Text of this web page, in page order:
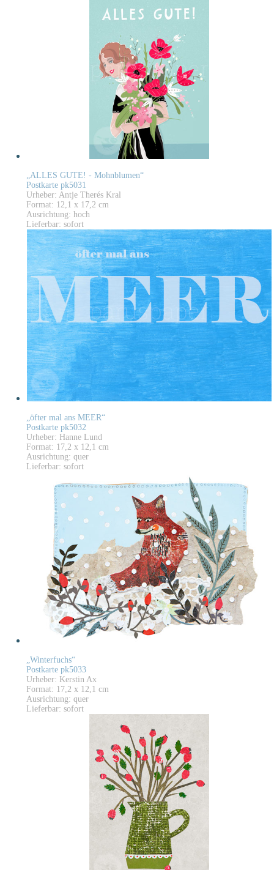
„ALLES GUTE! - Mohnblumen“
Postkarte pk5031
Urheber: Antje Therés Kral
Format: 12,1 x 17,2 cm
Ausrichtung: hoch
Lieferbar: sofort
„öfter mal ans MEER“
Postkarte pk5032
Urheber: Hanne Lund
Format: 17,2 x 12,1 cm
Ausrichtung: quer
Lieferbar: sofort
„Winterfuchs“
Postkarte pk5033
Urheber: Kerstin Ax
Format: 17,2 x 12,1 cm
Ausrichtung: quer
Lieferbar: sofort